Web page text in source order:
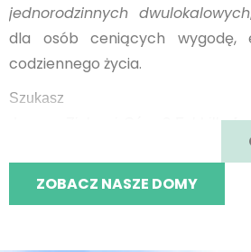
jednorodzinnych dwulokalowych
dla osób ceniących wygodę,
codziennego życia.
Szukasz
domu w Zielonej Górze? Fabhill
ZOBACZ NASZE DOMY